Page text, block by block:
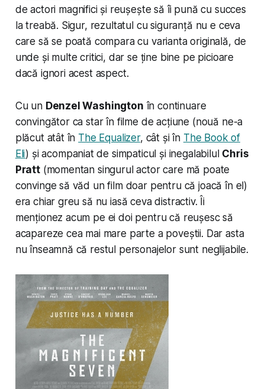
de actori magnificiși reușește să îi pună cu succes
la treabă. Sigur, rezultatul cu siguranță nu e ceva
care să se poată compara cu varianta originală, de
unde și multe critici, dar se ține bine pe picioare
dacă ignori acest aspect.
Cu un Denzel Washington în continuare
convingător ca star în filme de acțiune (nouă ne-a
plăcut atât în The Equalizer, cât și în The Book of
Eli) și acompaniat de simpaticul și inegalabilul Chris
Pratt(momentan singurul actor care mă poate
convinge să văd un film doar pentru că joacă în el)
era chiar greu să nu iasă ceva distractiv. Îi
menționez acum pe ei doi pentru că reușesc să
acapareze cea mai mare parte a poveștii. Dar asta
nu înseamnă că restul personajelor sunt neglijabile.